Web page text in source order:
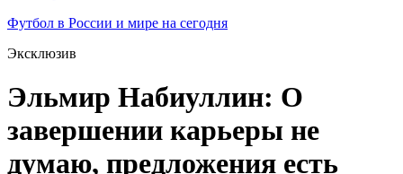
Футбол в России и мире на сегодня
Эксклюзив
Эльмир Набиуллин: О
завершении карьеры не
думаю, предложения есть